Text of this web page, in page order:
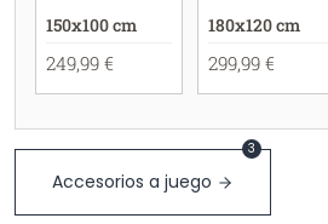
150x100 cm
249,99 €
180x120 cm
299,99 €
Accesorios a juego
3